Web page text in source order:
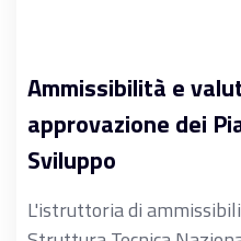
Ammissibilità e
approvazione dei
Sviluppo
L'istruttoria di